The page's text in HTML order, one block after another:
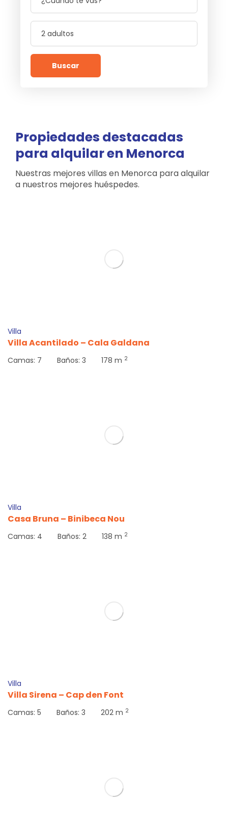
Buscar
Propiedades destacadas
para alquilar en Menorca
Nuestras mejores villas en Menorca para alquilar
a nuestros mejores huéspedes.
Villa
Villa Acantilado – Cala Galdana
Camas: 7 Baños: 3 178 m 2
Villa
Casa Bruna – Binibeca Nou
Camas: 4 Baños: 2 138 m 2
Villa
Villa Sirena – Cap den Font
Camas: 5 Baños: 3 202 m 2